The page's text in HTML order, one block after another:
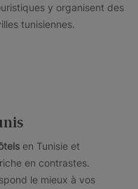
y organisent des
tunisiennes.
en Tunisie et
en contrastes.
le mieux à vos